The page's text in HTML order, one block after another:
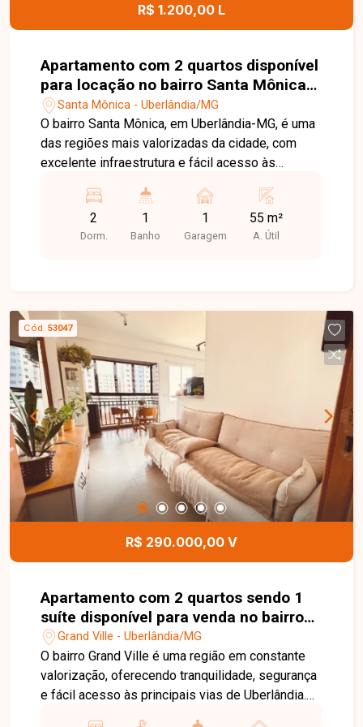
R$ 1.200,00 L
Apartamento com 2 quartos disponível
para locação no bairro Santa Mônica
em Uberlândia-MG
Santa Mônica - Uberlândia/MG
O bairro Santa Mônica, em Uberlândia-MG, é uma
das regiões mais valorizadas da cidade, com
excelente infraestrutura e fácil acesso às
supermercados, escolas, farmácias, restaurantes
e diversos comércios, oferece praticidade,
conforto e qualidade de vida. Apartamento
cozinha com armários e 01 vaga de garagem
coberta. Uma excelente opção para quem busca
conforto e praticidade em uma das melhores
localizações da cidade. Entre em contato para
mais informações e agende uma visita para
conhecer este excelente imóvel.
2
Dorm.
1
Banho
1
Garagem
55 m²
A. Útil
Cód. 53047
R$ 290.000,00 V
Apartamento com 2 quartos sendo 1
suíte disponível para venda no bairro
Grand Ville em Uberlândia-MG
Grand Ville - Uberlândia/MG
O bairro Grand Ville é uma região em constante
valorização, oferecendo tranquilidade, segurança
e fácil acesso às principais vias de Uberlândia.